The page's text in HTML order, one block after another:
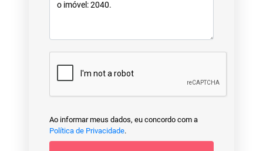
Ao informar meus dados, eu concordo com a
Política de Privacidade.